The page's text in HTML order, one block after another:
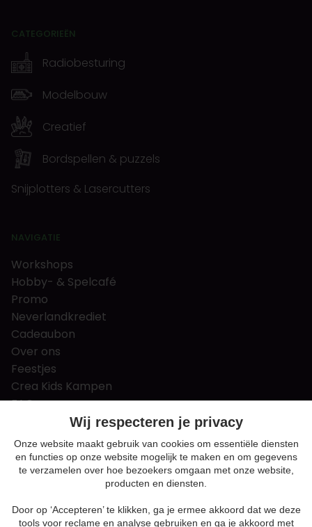
CATEGORIEËN
Radiobesturing
Modelbouw
Creatief
Bordspellen & puzzels
Snijplotters & Lasercutters
NAVIGATIE
Workshops
Hobby- & Spelcafé
Promo
Neverlandkrediet
Cadeaubon
Over ons
Feestjes
Crea Kids Kampen
FAQ
Tips & tricks
Contact
Nieuws & Vacatures
Algemene voorwaarden
Wij respecteren je privacy
Onze website maakt gebruik van cookies om essentiële diensten
en functies op onze website mogelijk te maken en om gegevens
te verzamelen over hoe bezoekers omgaan met onze website,
producten en diensten.
Door op ‘Accepteren’ te klikken, ga je ermee akkoord dat we deze
tools voor reclame en analyse gebruiken en ga je akkoord met